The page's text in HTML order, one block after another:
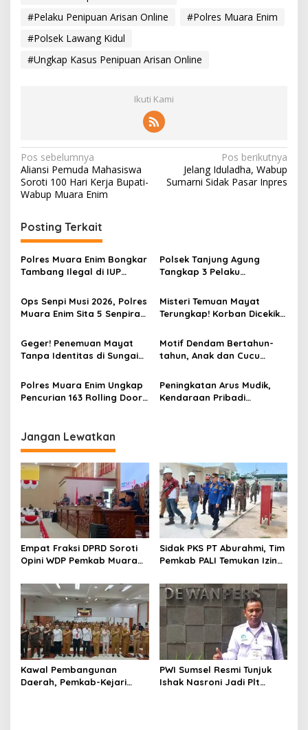
#Pelaku Penipuan Arisan Online
#Polres Muara Enim
#Polsek Lawang Kidul
#Ungkap Kasus Penipuan Arisan Online
Ikuti Kami
N
a
v
i
g
a
s
i
p
s
Pos sebelumnya
Aliansi Pemuda Mahasiswa
Soroti 100 Hari Kerja Bupati-
Wabup Muara Enim
Pos berikutnya
Jelang Iduladha, Wabup
Sumarni Sidak Pasar Inpres
Posting Terkait
Polres Muara Enim Bongkar
Tambang Ilegal di IUP
Miliar
Polsek Tanjung Agung
Tangkap 3 Pelaku
Satu Masih DPO
Ops Senpi Musi 2026, Polres
Muara Enim Sita 5 Senpira
Tersangka
Misteri Temuan Mayat
Terungkap! Korban Dicekik
Tewas, Jasad Dibakar dan
Dibuang ke Sungai Enim
Geger! Penemuan Mayat
Tanpa Identitas di Sungai
Motif Dendam Bertahun-
tahun, Anak dan Cucu
Polres Muara Enim Ungkap
Pencurian 163 Rolling Door
Peningkatan Arus Mudik,
Kendaraan Pribadi
Jangan Lewatkan
Empat Fraksi DPRD Soroti
Opini WDP Pemkab Muara
Kelola Keuangan
Sidak PKS PT Aburahmi, Tim
Pemkab PALI Temukan Izin
Kawal Pembangunan
Daerah, Pemkab-Kejari
PWI Sumsel Resmi Tunjuk
Ishak Nasroni Jadi Plt